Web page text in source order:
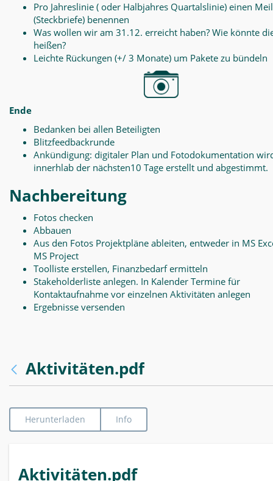
Pro Jahreslinie ( oder Halbjahres Quartalslinie) einen
(Steckbriefe) benennen
Was wollen wir am 31.12. erreicht haben? Wie könnte
heißen?
Leichte Rückungen (+/ 3 Monate) um Pakete zu bündeln
Ende
Bedanken bei allen Beteiligten
Blitzfeedbackrunde
Ankündigung: digitaler Plan und Fotodokumentation
innerhlab der nächsten10 Tage erstellt und abgestimmt.
Nachbereitung
Fotos checken
Abbauen
Aus den Fotos Projektpläne ableiten, entweder in MS
MS Project
Toolliste erstellen, Finanzbedarf ermitteln
Stakeholderliste anlegen. In Kalender Termine für
Kontaktaufnahme vor einzelnen Aktivitäten anlegen
Ergebnisse versenden
Aktivitäten.pdf
Herunterladen Info
Aktivitäten.pdf